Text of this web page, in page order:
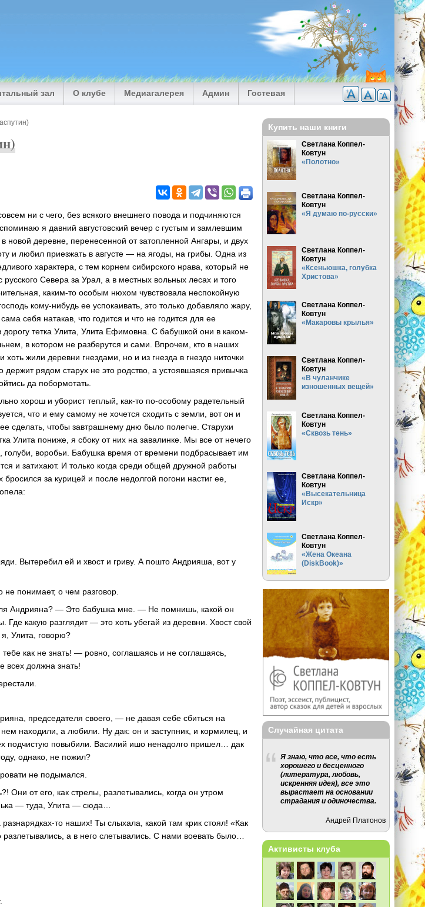
зал О клубе Медиагалерея Админ Гостевая
ни с чего, без всякого внешнего повода и подчиняются
я давний августовский вечер с густым и замлевшим
деревне, перенесенной от затопленной Ангары, и двух
и любил приезжать в августе — на ягоды, на грибы. Одна из
характера, с тем корнем сибирского нрава, который не
Севера за Урал, а в местных вольных лесах и того
каким-то особым нюхом чувствовала неспокойную
кому-нибудь ее успокаивать, это только добавляло жару,
себя натакав, что годится и что не годится для ее
тетка Улита, Улита Ефимовна. С бабушкой они в каком-
в котором не разберутся и сами. Впрочем, кто в наших
жили деревни гнездами, но и из гнезда в гнездо ниточки
рядом старух не это родство, а устоявшаяся привычка
да побормотать.
хорош и уборист теплый, как-то по-особому радетельный
что и ему самому не хочется сходить с земли, вот он и
сделать, чтобы завтрашнему дню было полегче. Старухи
Улита пониже, я сбоку от них на завалинке. Мы все от нечего
воробьи. Бабушка время от времени подбрасывает им
и затихают. И только когда среди общей дружной работы
за курицей и после недолгой погони настиг ее,
Вытеребил ей и хвост и гриву. А пошто Андрияша, вот у
не понимает, о чем разговор.
Андрияна? — Это бабушка мне. — Не помнишь, какой он
какую разглядит — это хоть убегай из деревни. Хвост свой
я, Улита, говорю?
как не знать! — ровно, соглашаясь и не соглашаясь,
всех должна знать!
председателя своего, — не давая себе сбиться на
находили, а любили. Ну дак: он и заступник, и кормилец, и
подчистую повыбили. Василий ишо ненадолго пришел… дак
однако, не пожил?
не подымался.
Они от его, как стрелы, разлетывались, когда он утром
— туда, Улита — сюда…
то наших! Ты слыхала, какой там крик стоял! «Как
а в него слетывались. С нами воевать было…
Купить наши книги
Светлана Коппел-
Ковтун
«Полотно»
Светлана Коппел-
Ковтун
«Я думаю по-русски»
Светлана Коппел-
Ковтун
«Ксеньюшка, голубка
Христова»
Светлана Коппел-
Ковтун
«Макаровы крылья»
Светлана Коппел-
Ковтун
«В чуланчике
изношенных вещей»
Светлана Коппел-
Ковтун
«Сквозь тень»
Светлана Коппел-
Ковтун
«Высекательница
Искр»
Светлана Коппел-
Ковтун
«Жена Океана
(DiskBook)»
Случайная цитата
Я знаю, что все, что есть
хорошего и бесценного
(литература, любовь,
искренняя идея), все это
вырастает на основании
страдания и одиночества.
Андрей Платонов
Активисты клуба